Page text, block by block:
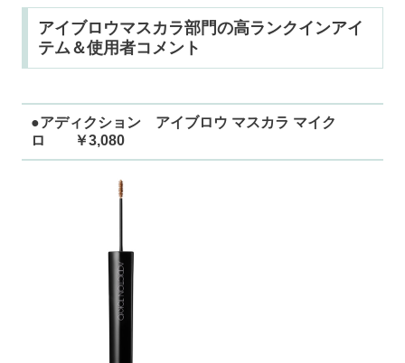
アイブロウマスカラ部門の高ランクインアイ
テム＆使用者コメント
●アディクション アイブロウ マスカラ マイク
ロ ￥3,080